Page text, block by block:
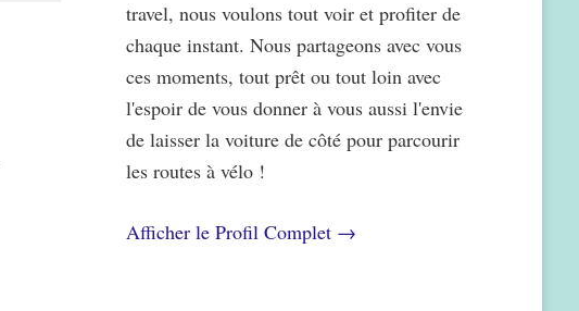
travel, nous voulons tout voir et profiter de
chaque instant. Nous partageons avec vous
ces moments, tout prêt ou tout loin avec
l'espoir de vous donner à vous aussi l'envie
de laisser la voiture de côté pour parcourir
les routes à vélo !
Afficher le Profil Complet →